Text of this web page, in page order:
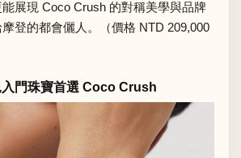
展現 Coco Crush 的對稱美學與品牌
登的都會儷人。（價格 NTD 209,000
門珠寶首選 Coco Crush